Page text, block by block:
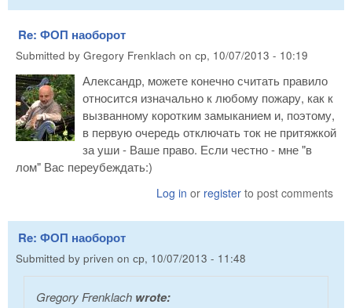
Re: ФОП наоборот
Submitted by Gregory Frenklach on ср, 10/07/2013 - 10:19
Александр, можете конечно считать правило
относится изначально к любому пожару, как к
вызванному коротким замыканием и, поэтому,
в первую очередь отключать ток не притяжкой
за уши - Ваше право. Если честно - мне "в
лом" Вас переубеждать:)
Log in or register to post comments
Re: ФОП наоборот
Submitted by priven on ср, 10/07/2013 - 11:48
Gregory Frenklach wrote: